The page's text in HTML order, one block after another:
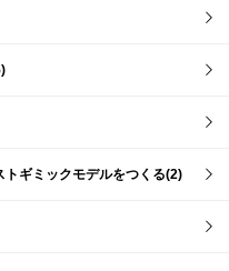
ギミックモデルをつくる(2)